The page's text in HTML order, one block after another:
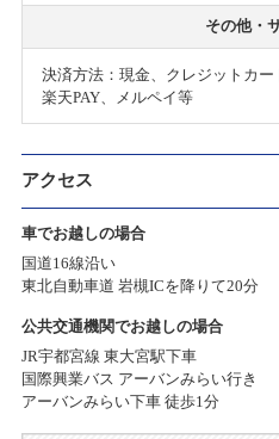
その他・
決済方法：現金、クレジットカー
楽天PAY、メルペイ等
アクセス
車でお越しの場合
国道16線沿い
東北自動車道 岩槻ICを降りて20分
公共交通機関でお越しの場合
JR宇都宮線 東大宮駅下車
国際興業バス アーバンみらい行き
アーバンみらい下車 徒歩1分